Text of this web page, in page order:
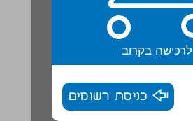
לרכישה בקרוב
כניסת רשומים